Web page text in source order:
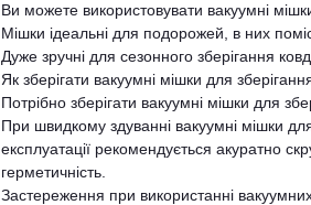
Ви можете використовувати вакуумні
Мішки ідеальні для подорожей, в них
Дуже зручні для сезонного зберігання
Як зберігати вакуумні мішки для
Потрібно зберігати вакуумні мішки для
При швидкому здуванні вакуумні мішки
експлуатації рекомендується акуратно
герметичність.
Застереження при використанні